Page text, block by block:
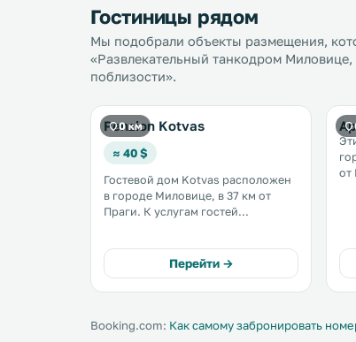
Гостиницы рядом
Мы подобрали объекты размещения,
«Развлекательный танкодром
поблизости».
0 км
Penzion Kotvas
≈ 40 $
Гостевой дом Kotvas расположен
в городе Миловице, в 37 км от
Праги. К услугам гостей
номеров телевизор, чайник и
собственная ванная комната. В
распоряжении гостей общий
Перейти →
от
Booking.com: Как самому забронировать